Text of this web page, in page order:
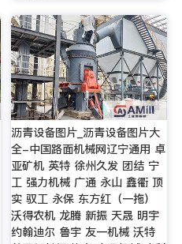
沥青设备图片_沥青设备图片大
全-中国路面机械网辽宁通用 卓
亚矿机 英特 徐州久发 团结 宁
工 强力机械 广通 永山 鑫衢 顶
实 驭工 永保 东方红（一拖）
沃得农机 龙腾 新振 天晟 明宇
约翰迪尔 鲁宇 友一机械 沃特